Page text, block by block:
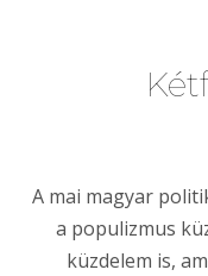
A mai magyar
a populizmus
küzdelem is,